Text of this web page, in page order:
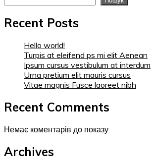
Recent Posts
Hello world!
Turpis at eleifend ps mi elit Aenean
Ipsum cursus vestibulum at interdum
Urna pretium elit mauris cursus
Vitae magnis Fusce laoreet nibh
Recent Comments
Немає коментарів до показу.
Archives